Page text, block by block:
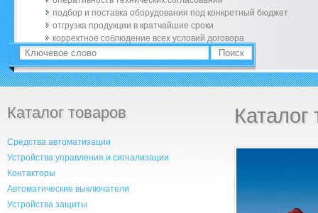
подбор и поставка оборудования под конкретный бюджет
отгрузка продукции в кратчайшие сроки
корректное соблюдение всех условий договора
Каталог товаров
Средства автоматизации
Устройства управления и сигнализации
Контакторы
Автоматические выключатели
Устройства защиты
Каталог